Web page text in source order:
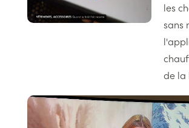
les
sans
de la
Image
gauche